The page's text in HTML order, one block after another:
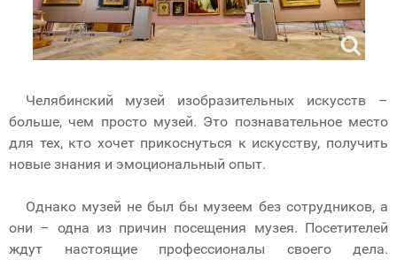
Челябинский музей изобразительных искусств –
больше, чем просто музей. Это познавательное место
для тех, кто хочет прикоснуться к искусству, получить
новые знания и эмоциональный опыт.
Однако музей не был бы музеем без сотрудников, а
они – одна из причин посещения музея. Посетителей
ждут настоящие профессионалы своего дела.